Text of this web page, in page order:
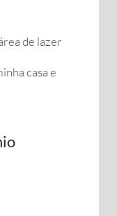
de lazer
casa e